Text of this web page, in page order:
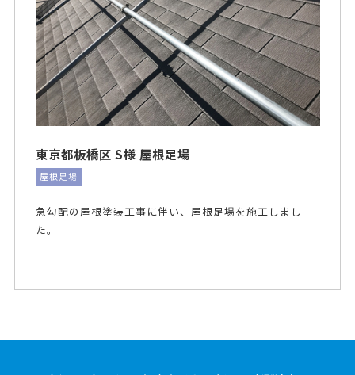
東京都板橋区 S様 屋根足場
屋根足場
急勾配の屋根塗装工事に伴い、屋根足場を施工しまし
た。